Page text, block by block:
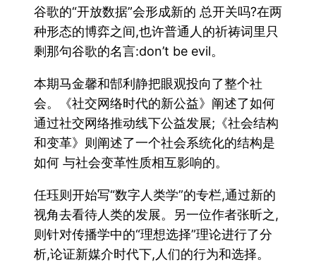
谷歌的“开放数据”会形成新的 总开关吗?在两
种形态的博弈之间,也许普通人的祈祷词里只
剩那句谷歌的名言:don’t be evil。
本期马金馨和郜利静把眼观投向了整个社
会。《社交网络时代的新公益》阐述了如何
通过社交网络推动线下公益发展;《社会结构
和变革》则阐述了一个社会系统化的结构是
如何 与社会变革性质相互影响的。
任珏则开始写“数字人类学”的专栏,通过新的
视角去看待人类的发展。另一位作者张昕之,
则针对传播学中的“理想选择”理论进行了分
析,论证新媒介时代下,人们的行为和选择。